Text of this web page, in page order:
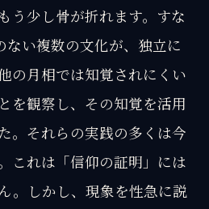
う少し骨が折れます。すな
い複数の文化が、独立に
の月相では知覚されにくい
を観察し、その知覚を活用
。それらの実践の多くは今
これは「信仰の証明」には
。しかし、現象を性急に説